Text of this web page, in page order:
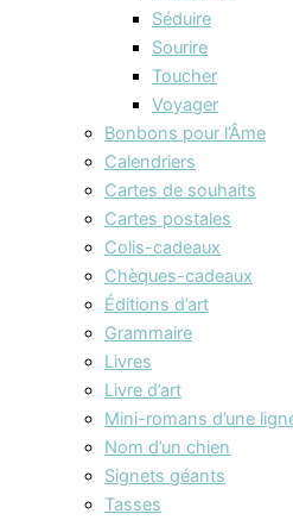
Séduire
Sourire
Toucher
Voyager
Bonbons pour l’Âme
Calendriers
Cartes de souhaits
Cartes postales
Colis-cadeaux
Chèques-cadeaux
Éditions d’art
Grammaire
Livres
Livre d’art
Mini-romans d’une
Nom d’un chien
Signets géants
Tasses